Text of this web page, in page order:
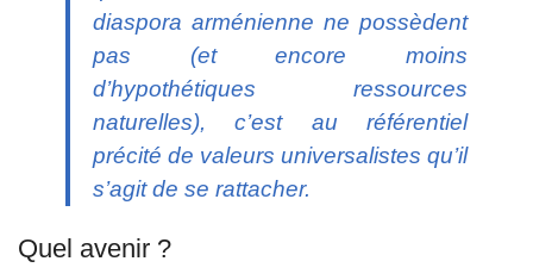
diaspora arménienne ne possèdent
pas (et encore moins
d’hypothétiques ressources
naturelles), c’est au référentiel
précité de valeurs universalistes qu’il
s’agit de se rattacher.
Quel avenir ?